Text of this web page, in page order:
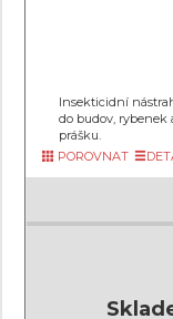
Insekticidní
do budov,
prášku.
POROVNAT